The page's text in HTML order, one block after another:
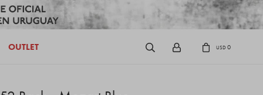
OUTLET USD0